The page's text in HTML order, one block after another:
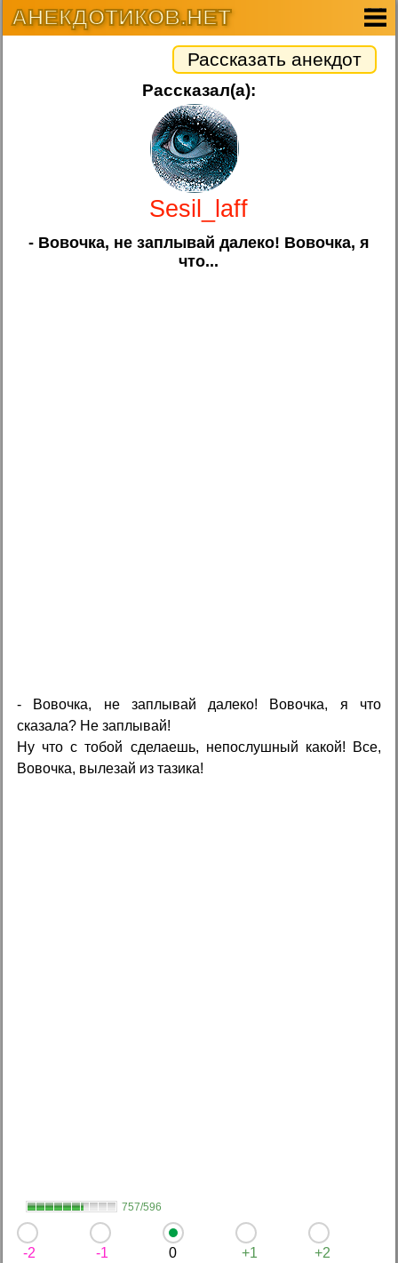
АНЕКДОТИКОВ.НЕТ
Рассказать анекдот
Рассказал(а):
Sesil_laff
- Вовочка, не заплывай далеко! Вовочка, я
что...
- Вовочка, не заплывай далеко! Вовочка, я что
сказала? Не заплывай!
Ну что с тобой сделаешь, непослушный какой! Все,
Вовочка, вылезай из тазика!
757/596
-2 -1 0 +1 +2